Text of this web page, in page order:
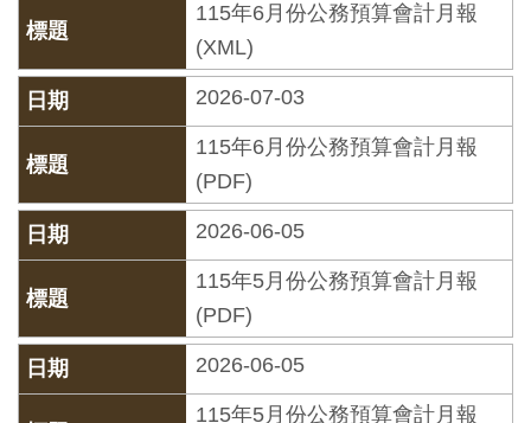
出
版
文
典
藏
究
便
民
115年6月份公務預算會計月報
(XML)
2026-07-03
115年6月份公務預算會計月報
(PDF)
2026-06-05
115年5月份公務預算會計月報
(PDF)
2026-06-05
115年5月份公務預算會計月報